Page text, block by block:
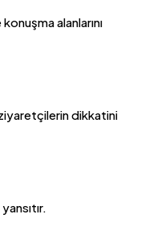
alanlarını
dikkatini